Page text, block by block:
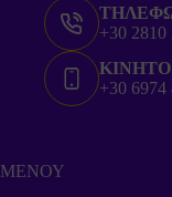
+30 2810
+30 6974
ΜΕΝΟΥ